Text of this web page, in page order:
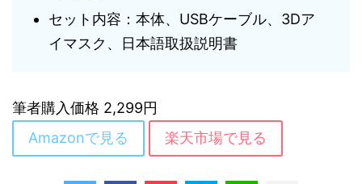
セット内容：本体、USBケーブル、3Dア
イマスク、日本語取扱説明書
筆者購入価格 2,299円
Amazonで見る
楽天市場で見る